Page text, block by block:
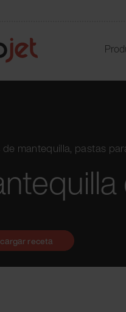
de mantequilla, pastas
receta